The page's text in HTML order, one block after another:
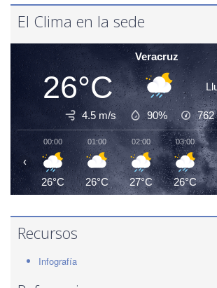
El Clima en la sede
Veracruz
26°C
4.5 m/s 90% 762
00:00
26°C
01:00
26°C
02:00
27°C
03:00
26°C
‹
Recursos
Infografía